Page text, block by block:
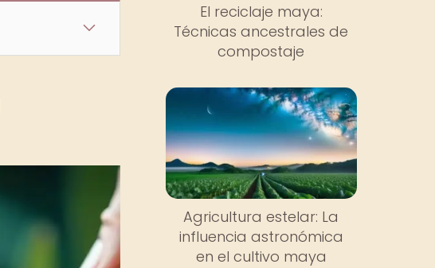
El reciclaje maya:
Técnicas ancestrales de
compostaje
Agricultura estelar: La
influencia astronómica
en el cultivo maya